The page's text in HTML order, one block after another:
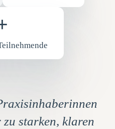
starken, klaren